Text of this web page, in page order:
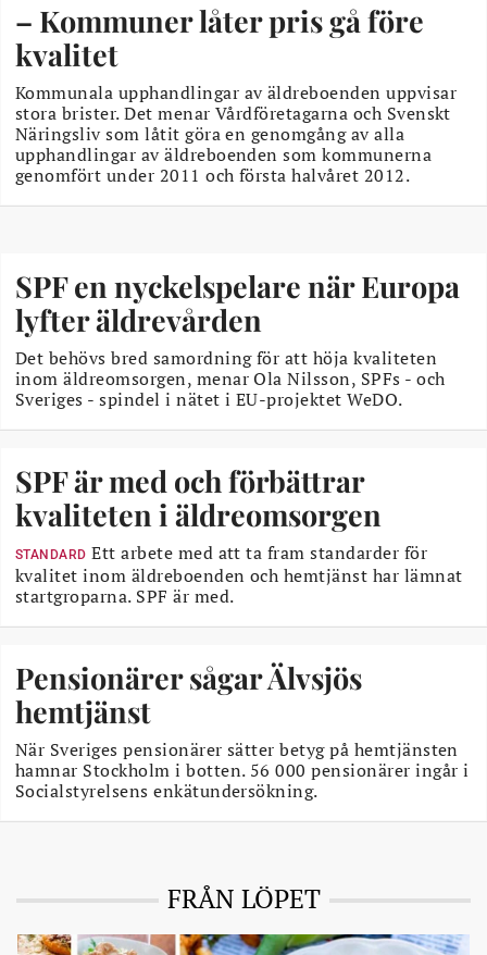
– Kommuner låter pris gå före
kvalitet
Kommunala upphandlingar av äldreboenden uppvisar
stora brister. Det menar Vårdföretagarna och Svenskt
Näringsliv som låtit göra en genomgång av alla
upphandlingar av äldreboenden som kommunerna
genomfört under 2011 och första halvåret 2012.
SPF en nyckelspelare när Europa
lyfter äldrevården
Det behövs bred samordning för att höja kvaliteten
inom äldreomsorgen, menar Ola Nilsson, SPFs - och
Sveriges - spindel i nätet i EU-projektet WeDO.
SPF är med och förbättrar
kvaliteten i äldreomsorgen
STANDARD Ett arbete med att ta fram standarder för
kvalitet inom äldreboenden och hemtjänst har lämnat
startgroparna. SPF är med.
Pensionärer sågar Älvsjös
hemtjänst
När Sveriges pensionärer sätter betyg på hemtjänsten
hamnar Stockholm i botten. 56 000 pensionärer ingår i
Socialstyrelsens enkätundersökning.
FRÅN LÖPET